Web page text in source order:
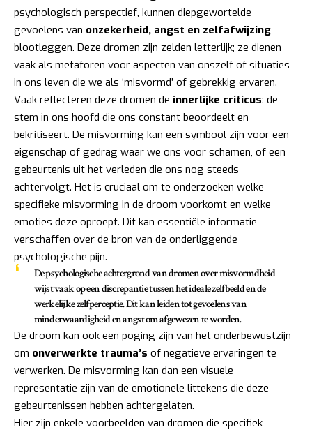
psychologisch perspectief, kunnen diepgewortelde
gevoelens van onzekerheid, angst en zelfafwijzing
blootleggen. Deze dromen zijn zelden letterlijk; ze dienen
vaak als metaforen voor aspecten van onszelf of situaties
in ons leven die we als ‘misvormd’ of gebrekkig ervaren.
Vaak reflecteren deze dromen de innerlijke criticus: de
stem in ons hoofd die ons constant beoordeelt en
bekritiseert. De misvorming kan een symbool zijn voor een
eigenschap of gedrag waar we ons voor schamen, of een
gebeurtenis uit het verleden die ons nog steeds
achtervolgt. Het is cruciaal om te onderzoeken welke
specifieke misvorming in de droom voorkomt en welke
emoties deze oproept. Dit kan essentiële informatie
verschaffen over de bron van de onderliggende
psychologische pijn.
De psychologische achtergrond van dromen over misvormdheid
wijst vaak op een discrepantie tussen het ideale zelfbeeld en de
werkelijke zelfperceptie. Dit kan leiden tot gevoelens van
minderwaardigheid en angst om afgewezen te worden.
De droom kan ook een poging zijn van het onderbewustzijn
om onverwerkte trauma’s of negatieve ervaringen te
verwerken. De misvorming kan dan een visuele
representatie zijn van de emotionele littekens die deze
gebeurtenissen hebben achtergelaten.
Hier zijn enkele voorbeelden van dromen die specifiek